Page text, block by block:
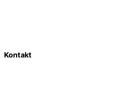
Kontakt